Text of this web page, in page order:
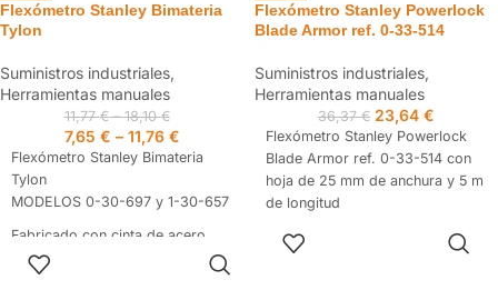
Flexómetro Stanley Bimateria
Tylon
Suministros industriales,
Herramientas manuales
11,77€–18,10€
7,65 € – 11,76 €
Flexómetro Stanley Bimateria
Tylon
MODELOS 0-30-697 y 1-30-657
Fabricado con cinta de acero
resistente con revestimiento
Tylon para aumentar la
Flexómetro Stanley Powerlock
Blade Armor ref. 0-33-514
Suministros industriales,
Herramientas manuales
36,37€ 23,64 €
Flexómetro Stanley Powerlock
Blade Armor ref. 0-33-514 con
hoja de 25 mm de anchura y 5 m
de longitud
Mylar en los 8 primeros